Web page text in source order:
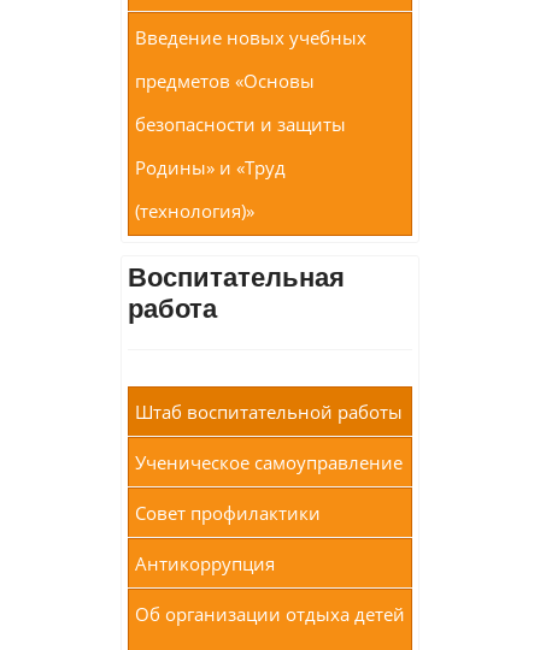
Введение новых учебных
предметов «Основы
безопасности и защиты
Родины» и «Труд
(технология)»
Воспитательная
работа
Штаб воспитательной работы
Ученическое самоуправление
Совет профилактики
Антикоррупция
Об организации отдыха детей